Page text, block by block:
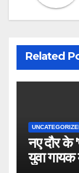
Related
नए दौर के
युवा